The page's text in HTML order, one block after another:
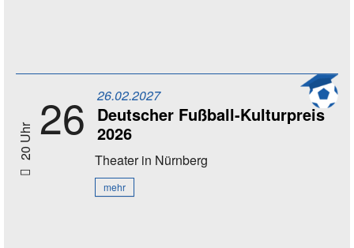
20 Uhr 26 26.02.2027
Deutscher Fußball-Kulturpreis
2026
Theaterin Nürnberg
mehr